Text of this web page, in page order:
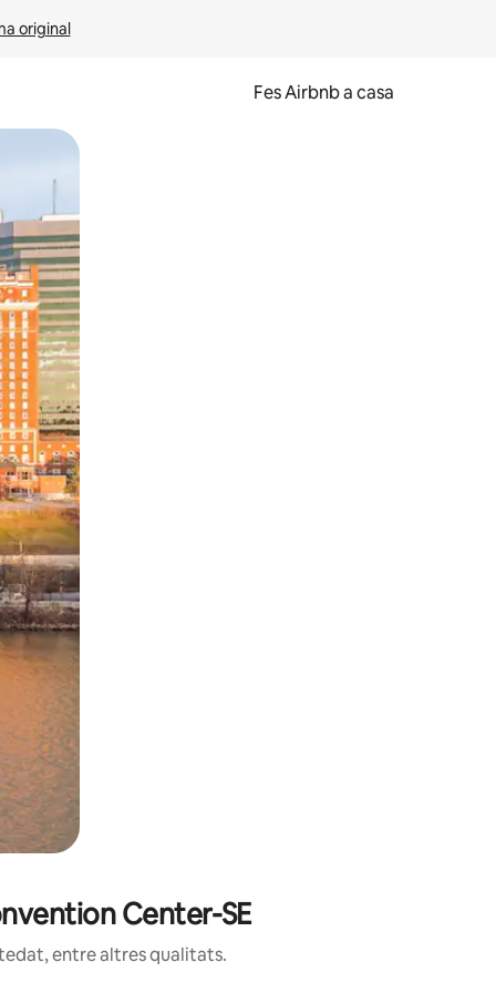
original
Fes Airbnb a casa
a la pantalla o fent-hi lliscar el dit.
Center-SE
entre altres qualitats.